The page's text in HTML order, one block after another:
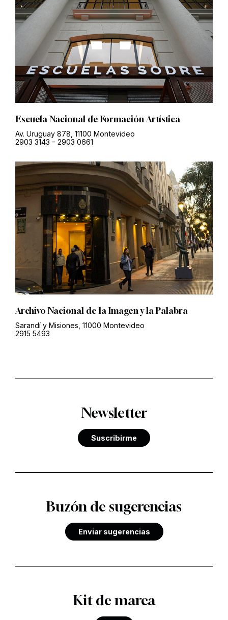
Escuela Nacional de Formación Artística
Av. Uruguay 878, 11100 Montevideo
2903 3143 - 2903 0661
Archivo Nacional de la Imagen y la Palabra
Sarandí y Misiones, 11000 Montevideo
2915 5493
Newsletter
Suscribirme
Buzón de sugerencias
Enviar sugerencias
Kit de marca